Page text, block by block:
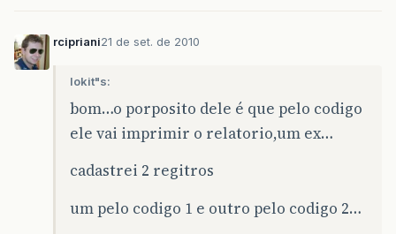
rcipriani21 de set. de 2010
lokit"s:
bom…o porposito dele é que pelo codigo
ele vai imprimir o relatorio,um ex…
cadastrei 2 regitros
um pelo codigo 1 e outro pelo codigo 2…